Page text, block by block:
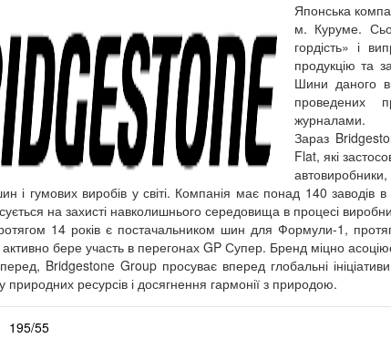
Японська
м. Куруме.
гордість» і
продукцію та
Шини даного
проведених
журналами.
Зараз
Flat, які
і гумових виробів у світі. Компанія має понад 140 заводів
на захисті навколишнього середовища в процесі
14 років є постачальником шин для Формули-1,
бере участь в перегонах GP Супер. Бренд міцно
Bridgestone Group просуває вперед глобальні
природних ресурсів і досягнення гармонії з природою.
195/55